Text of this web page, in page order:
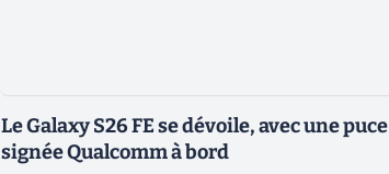
Le Galaxy S26 FE se dévoile, avec une puce
signée Qualcomm à bord